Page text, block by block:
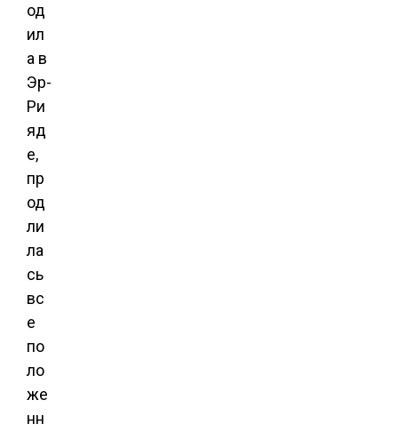
од
ил
а в
Эр-
Ри
яд
е,
пр
од
ли
ла
сь
вс
е
по
ло
же
нн